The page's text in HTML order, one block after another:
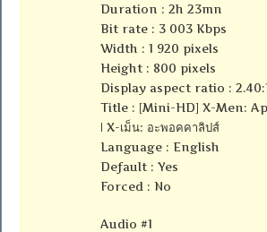
Duration : 2h 23mn
Bit rate : 3 003 Kbps
Width : 1 920 pixels
Height : 800 pixels
Display aspect ratio :
Title : [Mini-HD] X-Men:
| X-เม็น: อะพอคคาลิปส์
Language : English
Default : Yes
Forced : No
Audio #1